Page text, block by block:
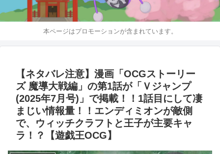
本ページはプロモーションが含まれています。
【ネタバレ注意】漫画「OCGストーリー
ズ 魔導大戦編」の第1話が「Ｖジャンプ
(2025年7月号)」で掲載！！1話目にして凄
まじい情報量！！エンディミオンが敵側
で、ウィッチクラフトと王子が主要キャ
ラ！？【遊戯王OCG】